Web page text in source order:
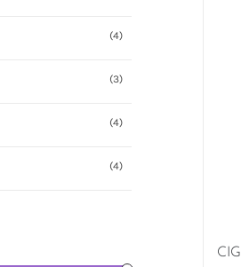
(4)
(3)
(4)
(4)